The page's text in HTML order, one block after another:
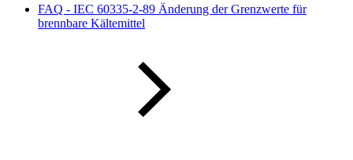
FAQ - IEC 60335-2-89 Änderung der Grenzwerte für
brennbare Kältemittel